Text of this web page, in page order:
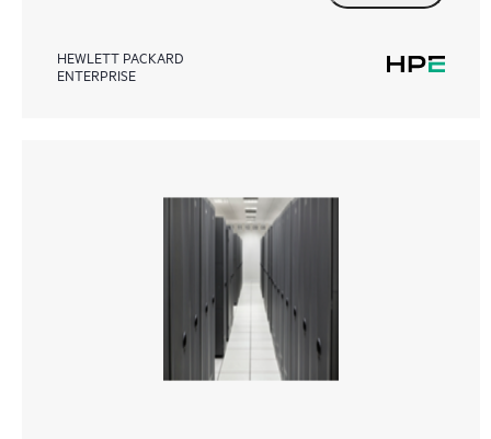
HEWLETT PACKARD
ENTERPRISE